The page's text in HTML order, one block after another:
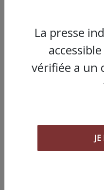
Commander le
Voir tous
09/08/2026
La presse
vérifiée a un